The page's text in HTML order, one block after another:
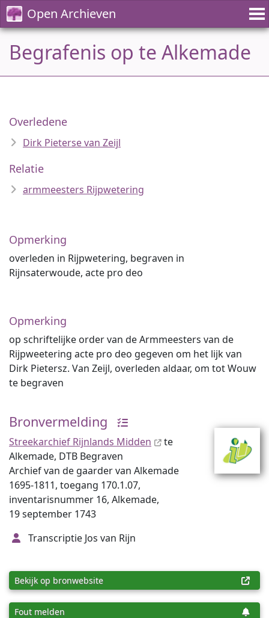
Open Archieven
Begrafenis op te Alkemade
Overledene
Dirk Pieterse van Zeijl
Relatie
armmeesters Rijpwetering
Opmerking
overleden in Rijpwetering, begraven in
Rijnsaterwoude, acte pro deo
Opmerking
op schriftelijke order van de Armmeesters van de
Rijpweetering acte pro deo gegeven om het lijk van
Dirk Pietersz. Van Zeijl, overleden aldaar, om tot Wouw
te begraven
Bronvermelding
Streekarchief Rijnlands Midden
te
Alkemade, DTB Begraven
Archief van de gaarder van Alkemade
1695-1811, toegang 170.1.07,
inventarisnummer 16, Alkemade,
19 september 1743
Transcriptie Jos van Rijn
Bekijk op bronwebsite
Fout melden